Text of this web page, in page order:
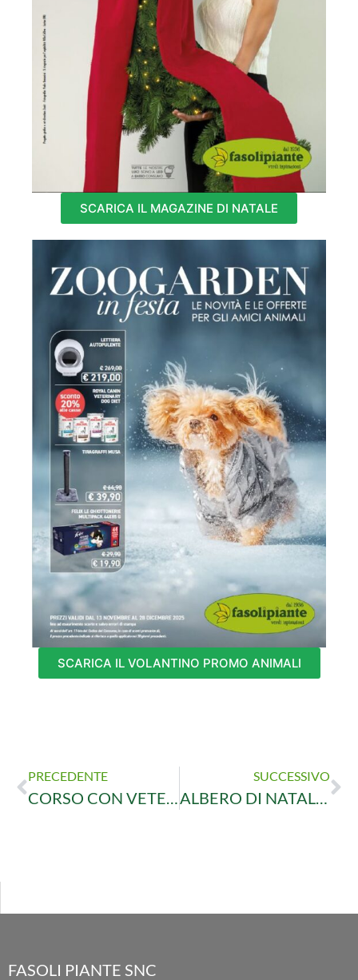
SCARICA IL MAGAZINE DI NATALE
SCARICA IL VOLANTINO PROMO ANIMALI
PRECEDENTE
CORSO CON VETERINARIO: CONVIVERE FELICEMENTE CON IL TUO PICCOLO MAMMIFERO (CRICETO, CINCILLÀ, PORCELLINO D’INDIA, GERBILLO, TOPOLINO E RATTO)!
SUCCESSIVO
ALBERO DI NATALE VERO IN FORMA PER TUTTE LE FESTE!
FASOLI PIANTE SNC